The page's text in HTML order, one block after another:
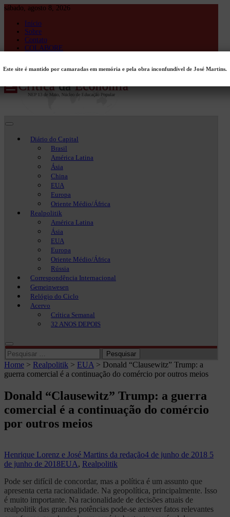
Skip
content
sábado, agosto 8, 2026
Início
Sobre
Contato
COLABORE
Crítica da Economia
Crítica da Economia
Diário do Capital
Brasil
América Latina
Ásia
China
EUA
Europa
Oriente Médio/África
Realpolitik
América Latina
Ásia
EUA
Europa
Oriente Médio/África
Rússia
Correspondência Internacional
Gemeinwesen
Relógio do Ciclo
Acervo
Crítica Semanal
32 ANOS DEPOIS
Pesquisar
por:
Home > Realpolitik > EUA > Donald “Clausewitz” Trump: a
guerra comercial é a continuação do comércio por outros meios
Donald “Clausewitz” Trump: a guerra
comercial é a continuação do comércio
por outros meios
Henrique Lorenz e José Martins da redação4 de junho de 2018 5
de junho de 2018EUA, Realpolitik
Pode ser difícil de concordar, mas a política é um assunto que
apresenta certa racionalidade. Na geopolítica, principalmente. Isso
é muito importante. Na racionalidade de decisões atuais de
realpolitik das grandes potências pode-se antever fatos relevantes
Este site é mantido por camaradas em memória e pela obra inconfundível de José Martins.